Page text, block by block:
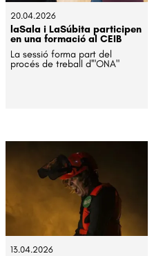
20.04.2026
laSala i LaSúbita participen
en una formació al CEIB
La sessió forma part del
procés de treball d'"ONA"
13.04.2026